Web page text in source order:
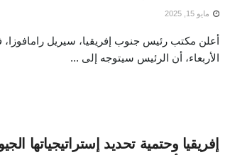
مايو 15, 2025
أعلن مكتب رئيس جنوب إفريقيا، سيريل
الأربعاء، أن الرئيس سيتوجه إلى ...
إفريقيا وحتمية تحديد إستراتيجياتها